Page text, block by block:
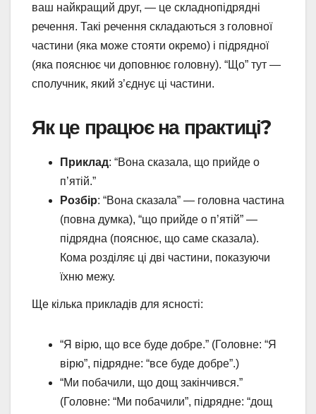
ваш найкращий друг, — це складнопідрядні
речення. Такі речення складаються з головної
частини (яка може стояти окремо) і підрядної
(яка пояснює чи доповнює головну). “Що” тут —
сполучник, який з’єднує ці частини.
Як це працює на практиці?
Приклад: “Вона сказала, що прийде о
п’ятій.”
Розбір: “Вона сказала” — головна частина
(повна думка), “що прийде о п’ятій” —
підрядна (пояснює, що саме сказала).
Кома розділяє ці дві частини, показуючи
їхню межу.
Ще кілька прикладів для ясності:
“Я вірю, що все буде добре.” (Головне: “Я
вірю”, підрядне: “все буде добре”.)
“Ми побачили, що дощ закінчився.”
(Головне: “Ми побачили”, підрядне: “дощ